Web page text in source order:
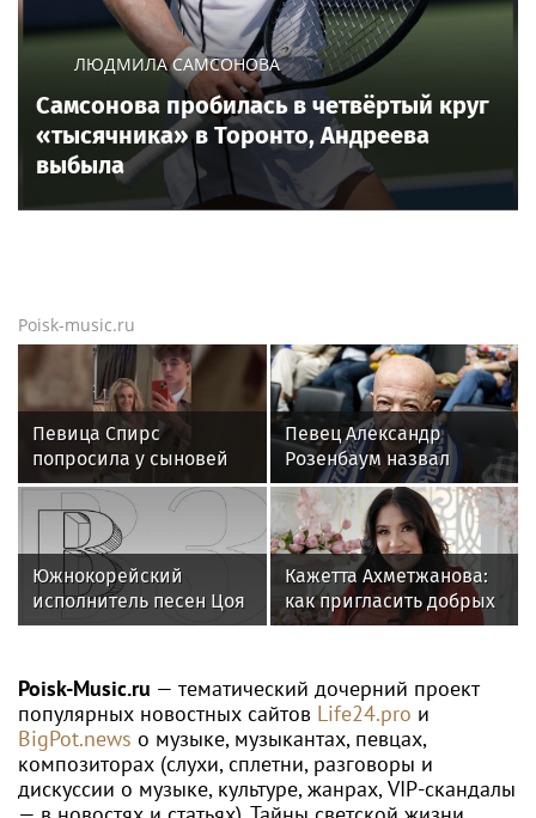
Психолог Миллер раскрыла причины
зависти среди поколения Z
Новости тенниса
ЛЮДМИЛА САМСОНОВА